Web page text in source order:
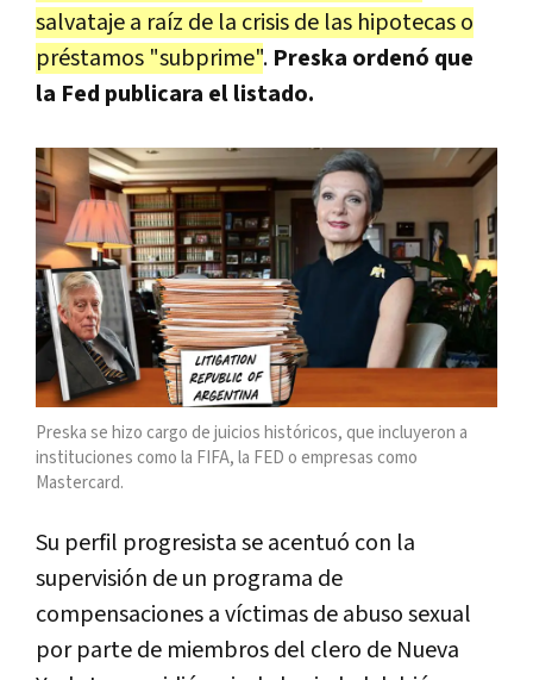
salvataje a raíz de la crisis de las hipotecas o
préstamos "subprime". Preska ordenó que
la Fed publicara el listado.
Preska se hizo cargo de juicios históricos, que incluyeron a
instituciones como la FIFA, la FED o empresas como
Mastercard.
Su perfil progresista se acentuó con la
supervisión de un programa de
compensaciones a víctimas de abuso sexual
por parte de miembros del clero de Nueva